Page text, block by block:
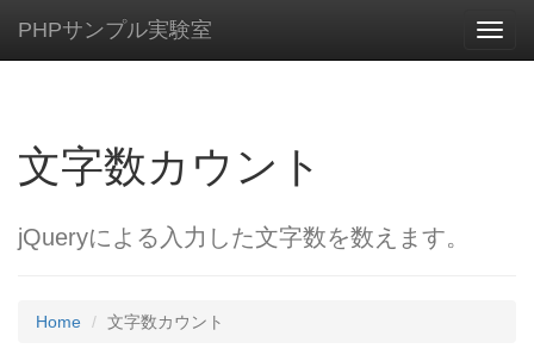
PHPサンプル実験室
文字数カウント
jQueryによる入力した文字数を数えます。
Home 文字数カウント